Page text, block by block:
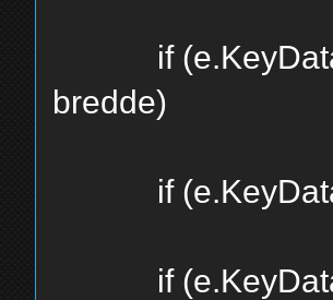
if (e.KeyData
bredde)
if (e.KeyData
if (e.KeyData